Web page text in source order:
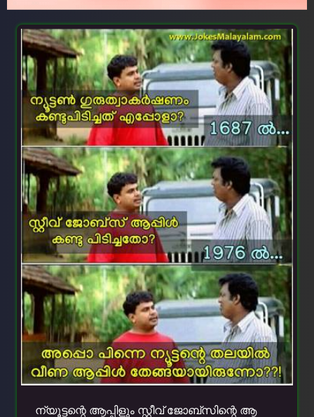
ന്യൂട്ടന്റെ ആപ്പിളും സ്റ്റീവ് ജോബ്സിന്റെ ആ